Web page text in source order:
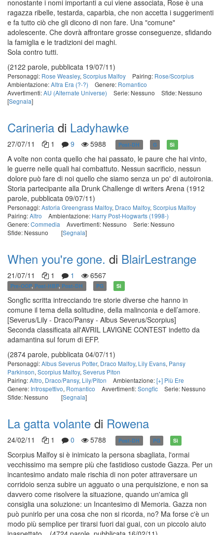
nonostante i nomi importanti a cui viene associata, Rose è una
ragazza ribelle, testarda, caparbia, che non accetta i suggerimenti
e fa tutto ciò che gli dicono di non fare. Una "comune"
adolescente. Che dovrà affrontare grosse conseguenze, sfidando
la famiglia e le tradizioni dei maghi.
Sola contro tutti.
(2122 parole, pubblicata 19/07/11)
Personaggi: Rose Weasley, Scorpius Malfoy Pairing: Rose/Scorpius
Ambientazione:Altra Era (?-?) Genere: Romantico
Avvertimenti:AU (Alternate Universe) Serie: Nessuno
Sfide: Nessuno
[Segnala]
Carineria di Ladyhawke
27/07/11 1 9 5988 Post-DH G Sì
A volte non conta quello che hai passato, le paure che hai vinto,
le guerre nelle quali hai combattuto. Nessun sacrificio, nessun
dolore può fare di noi quello che siamo senza un po' di autoironia.
Storia partecipante alla Drunk Challenge di writers Arena (1912
parole, pubblicata 09/07/11)
Personaggi:Astoria Greengrass Malfoy, Draco Malfoy, Scorpius Malfoy
Pairing:Altro Ambientazione: Harry Post-Hogwarts (1998-)
Genere:Commedia Avvertimenti: Nessuno
Serie: Nessuno
Sfide: Nessuno
[Segnala]
When you're gone. di BlairLestrange
21/07/11 1 1 6567
Pre-OOP, Post-HBP, Post-DH PG Sì
Songfic scritta intrecciando tre storie diverse che hanno in
comune il tema della solitudine, della malinconia e dell’amore.
[Severus/Lily - Draco/Pansy - Albus Severus/Scorpius]
Seconda classificata all'AVRIL LAVIGNE CONTEST indetto da
adamantina sul forum di EFP.
(2874 parole, pubblicata 04/07/11)
Personaggi:Albus Severus Potter, Draco Malfoy, Lily Evans, Pansy
Parkinson, Scorpius Malfoy, Severus Piton
Pairing:Altro, Draco/Pansy, Lily/Piton Ambientazione:[+] Più Ere
Genere: Introspettivo, Romantico Avvertimenti:Songfic
Serie: Nessuno
Sfide: Nessuno
[Segnala]
La gatta volante di Rowena
24/02/11 1 0 5788 Post-DH PG Sì
Scorpius Malfoy si è inimicato la persona sbagliata, l'ormai
vecchissimo ma sempre più che fastidioso custode Gazza. Per un
incantesimo andato male rischia di non poter attraversare un
corridoio senza subire un agguato o una perquisizione, e non sa
davvero come risolvere la situazione, quando un'amica gli
consiglia una soluzione: un Incantesimo di Memoria. Gazza non
può punirlo per una cosa che non si ricorda, no? Ma forse c'è un
modo più semplice per tirarsi fuori dai guai, con un piccolo aiuto